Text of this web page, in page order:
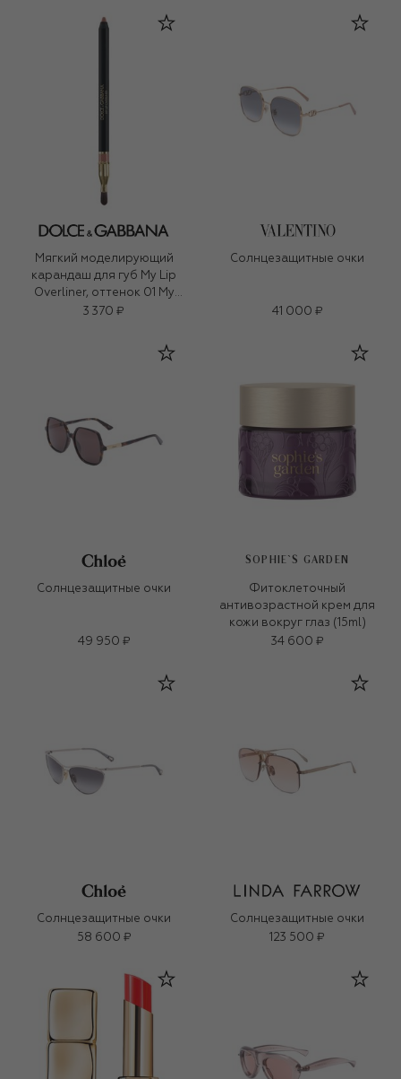
Мягкий моделирующий
карандаш для губ My Lip
Overliner, оттенок 01 My
Honey Nude (1,2g)
3 370 ₽
Солнцезащитные очки
41 000 ₽
Солнцезащитные очки
49 950 ₽
SOPHIE`S GARDEN
Фитоклеточный
антивозрастной крем для
кожи вокруг глаз (15ml)
34 600 ₽
Солнцезащитные очки
58 600 ₽
Солнцезащитные очки
123 500 ₽